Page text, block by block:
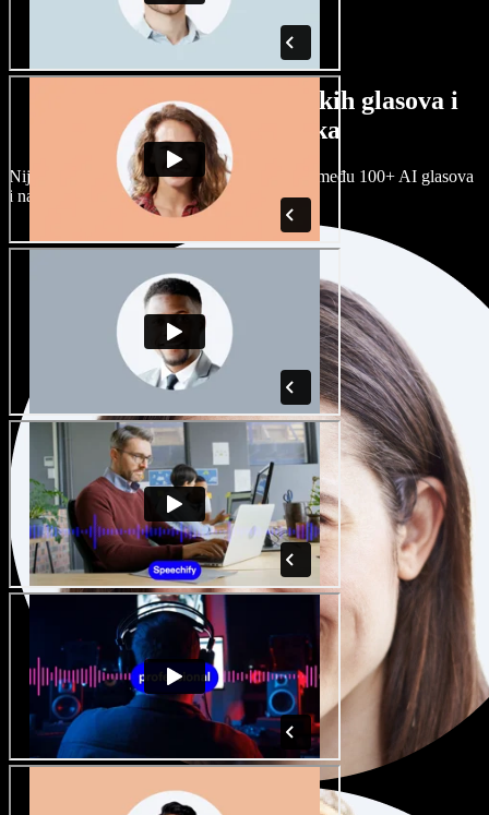
Veliki izbor muških i ženskih glasova i
raznih naglasaka
Nijedan projekt ne mora zvučati isto. Birajte među 100+ AI glasova
i naglasaka i prilagodite ih sebi.